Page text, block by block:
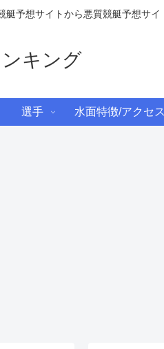
予想サイトから悪質競艇予想サイ
キング
選手 水面特徴/アクセス